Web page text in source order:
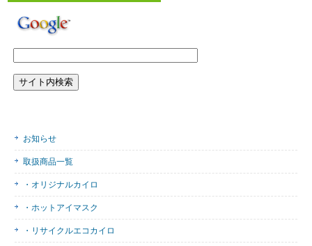
お知らせ
取扱商品一覧
・オリジナルカイロ
・ホットアイマスク
・リサイクルエコカイロ